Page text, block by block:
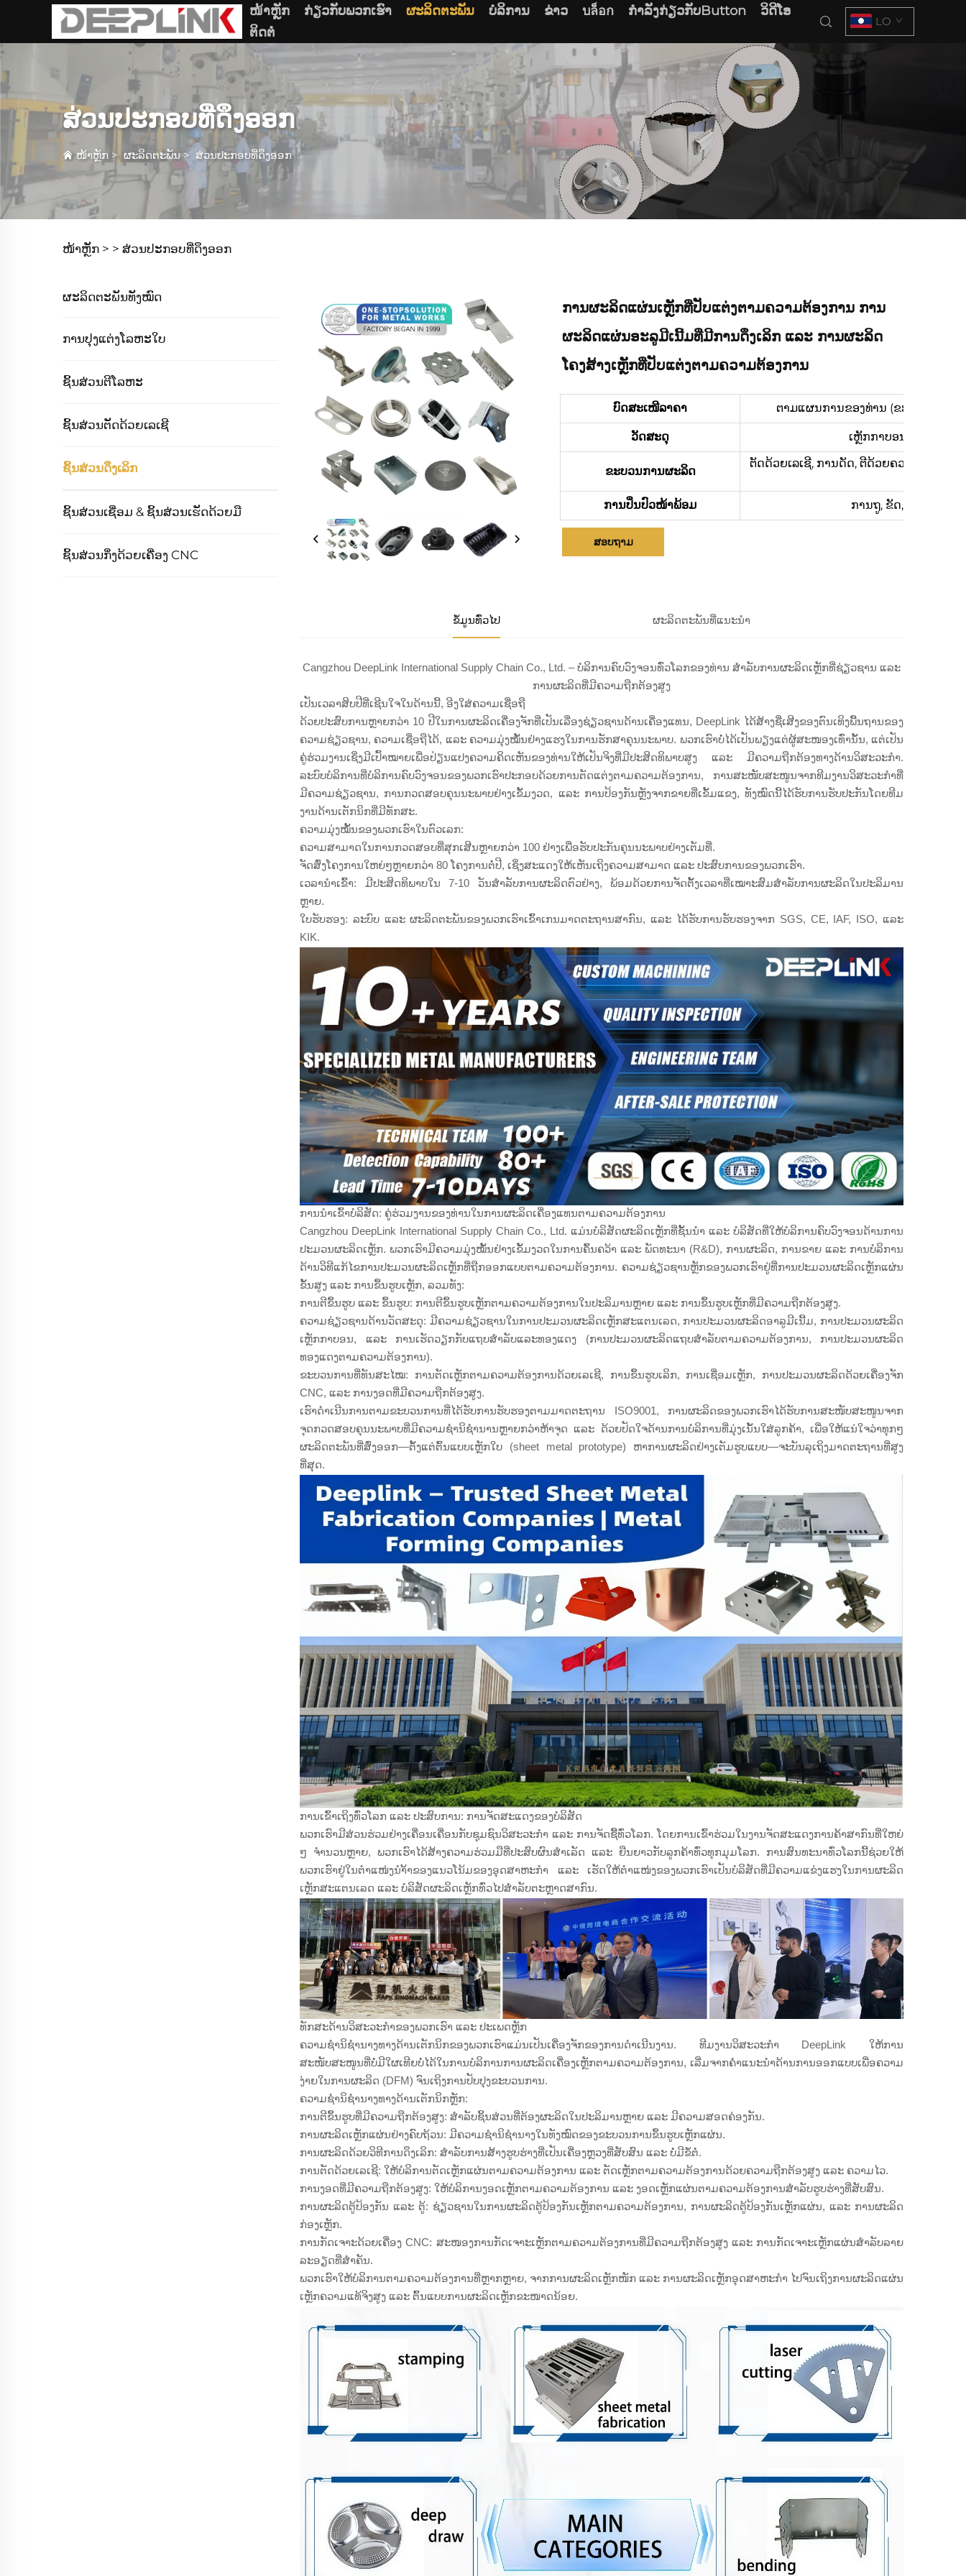
ໜ້າຫຼັກ ກ່ຽວກັບພວກເຮົາ ຜະລິດຕະພັນ ບໍລິການ ຂ່າວ บล็อก ກໍາລັງກ່ຽວກັບButton
ວິດີໂອ
ຕິດຕໍ່
LO
ສ່ວນປະກອບທີ່ດຶງອອກ
ໜ້າຫຼັກ > ຜະລິດຕະພັນ> ສ່ວນປະກອບທີ່ດຶງອອກ
ໜ້າຫຼັກ > > ສ່ວນປະກອບທີ່ດຶງອອກ
ຜະລິດຕະພັນທັງໝົດ
ການປຸງແຕ່ງໂລຫະໃບ
ຊິ້ນສ່ວນຕີໂລຫະ
ຊິ້ນສ່ວນຕັດດ້ວຍເລເຊີ
ຊິ້ນສ່ວນດຶງເລິກ
ຊິ້ນສ່ວນເຊື່ອມ & ຊິ້ນສ່ວນເຮັດດ້ວຍມື
ຊິ້ນສ່ວນກຶ່ງດ້ວຍເຄື່ອງ CNC
ການຜະລິດແຜ່ນເຫຼັກທີ່ປັບແຕ່ງຕາມຄວາມຕ້ອງການ ການ
ຜະລິດແຜ່ນອະລູມີເນີ້ມທີ່ມີການດຶງເລິກ ແລະ ການຜະລິດ
ໂຄງສ້າງເຫຼັກທີ່ປັບແຕ່ງຕາມຄວາມຕ້ອງການ
ບົດສະເໜີລາຄາ ຕາມແຜນການຂອງທ່ານ (ຂະໜາດ, ວັດສ
ວັດສະດຸ ເຫຼັກກາບອນ, SPCC,
ຂະບວນການຜະລິດ
ຕັດດ້ວຍເລເຊີ, ການດັດ, ຕີດ້ວຍຄວາມແທ້ຈິງ, ກ
ການປິ່ນປົວໜ້າພ້ອມ ການຖູ, ຂັດ,
ສອບຖາມ
ຂໍ້ມູນທົ່ວໄປ ຜະລິດຕະພັນທີ່ແນະນຳ
Cangzhou DeepLink International Supply Chain Co., Ltd. – ບໍລິການຄົບວົງຈອນທົ່ວໂລກຂອງທ່ານ ສຳລັບການຜະລິດເຫຼັກທີ່ຊ່ຽວຊານ ແລະ
ການຜະລິດທີ່ມີຄວາມຖືກຕ້ອງສູງ
ເປັນເວລາສິບປີທີ່ເຊີນໃຈໃນດ້ານນີ້, ອີງໃສ່ຄວາມເຊື່ອຖື
ດ້ວຍປະສົບການຫຼາຍກວ່າ 10 ປີໃນການຜະລິດເຄື່ອງຈັກທີ່ເປັນເລື່ອງຊ່ຽວຊານດ້ານເຄື່ອງແທນ, DeepLink ໄດ້ສ້າງຊື່ເສີງຂອງຕົນເທິງພື້ນຖານຂອງ
ຄວາມຊ່ຽວຊານ, ຄວາມເຊື່ອຖືໄດ້, ແລະ ຄວາມມຸ່ງໝັ້ນຢ່າງແຮງໃນການຮັກສາຄຸນນະພາບ. ພວກເຮົາບໍ່ໄດ້ເປັນພຽງແຕ່ຜູ້ສະໜອງເທົ່ານັ້ນ, ແຕ່ເປັນ
ຄູ່ຮ່ວມງານເຊິ່ງມີເປົ້າໝາຍເພື່ອປ່ຽນແປງຄວາມຄິດເຫັນຂອງທ່ານໃຫ້ເປັນຈິງທີ່ມີປະສິດທິພາບສູງ ແລະ ມີຄວາມຖືກຕ້ອງທາງດ້ານວິສະວະກຳ.
ລະບົບບໍລິການທີ່ບໍລິການຄົບວົງຈອນຂອງພວກເຮົາປະກອບດ້ວຍການຕັດແຕ່ງຕາມຄວາມຕ້ອງການ, ການສະໜັບສະໜູນຈາກທີມງານວິສະວະກຳທີ່
ມີຄວາມຊ່ຽວຊານ, ການກວດສອບຄຸນນະພາບຢ່າງເຂັ້ມງວດ, ແລະ ການປ້ອງກັນຫຼັງຈາກຂາຍທີ່ເຂັ້ມແຂງ, ທັງໝົດນີ້ໄດ້ຮັບການຮັບປະກັນໂດຍທີມ
ງານດ້ານເຕັກນິກທີ່ມີທັກສະ.
ຄວາມມຸ່ງໝັ້ນຂອງພວກເຮົາໃນຕົວເລກ:
ຄວາມສາມາດໃນການກວດສອບທີ່ສຸກເສີນຫຼາຍກວ່າ 100 ຢ່າງເພື່ອຮັບປະກັນຄຸນນະພາບຢ່າງເຕັມທີ່.
ຈັດສົ່ງໂຄງການໃຫຍ່ໆຫຼາຍກວ່າ 80 ໂຄງການຕໍ່ປີ, ເຊິ່ງສະແດງໃຫ້ເຫັນເຖິງຄວາມສາມາດ ແລະ ປະສົບການຂອງພວກເຮົາ.
ເວລານຳເຂົ້າ: ມີປະສິດທິພາບໃນ 7-10 ວັນສຳລັບການຜະລິດຕົວຢ່າງ, ພ້ອມດ້ວຍການຈັດຕັ້ງເວລາທີ່ເໝາະສົມສຳລັບການຜະລິດໃນປະລິມານ
ຫຼາຍ.
ໃບຮັບຮອງ: ລະບົບ ແລະ ຜະລິດຕະພັນຂອງພວກເຮົາເຂົ້າເກນມາດຕະຖານສາກົນ, ແລະ ໄດ້ຮັບການຮັບຮອງຈາກ SGS, CE, IAF, ISO, ແລະ
KIK.
ການນຳເຂົ້າບໍລິສັດ: ຄູ່ຮ່ວມງານຂອງທ່ານໃນການຜະລິດເຄື່ອງແທນຕາມຄວາມຕ້ອງການ
Cangzhou DeepLink International Supply Chain Co., Ltd. ແມ່ນບໍລິສັດຜະລິດເຫຼັກທີ່ຊັ້ນນຳ ແລະ ບໍລິສັດທີ່ໃຫ້ບໍລິການຄົບວົງຈອນດ້ານການ
ປະມວນຜະລິດເຫຼັກ. ພວກເຮົາມີຄວາມມຸ່ງໝັ້ນຢ່າງເຂັ້ມງວດໃນການຄົ້ນຄວ້າ ແລະ ພັດທະນາ (R&D), ການຜະລິດ, ການຂາຍ ແລະ ການບໍລິການ
ດ້ານວິທີແກ້ໄຂການປະມວນຜະລິດເຫຼັກທີ່ຖືກອອກແບບຕາມຄວາມຕ້ອງການ. ຄວາມຊ່ຽວຊານຫຼັກຂອງພວກເຮົາຢູ່ທີ່ການປະມວນຜະລິດເຫຼັກແຜ່ນ
ຂັ້ນສູງ ແລະ ການຂຶ້ນຮູບເຫຼັກ, ລວມທັງ:
ການຕີຂຶ້ນຮູບ ແລະ ຂຶ້ນຮູບ: ການຕີຂຶ້ນຮູບເຫຼັກຕາມຄວາມຕ້ອງການໃນປະລິມານຫຼາຍ ແລະ ການຂຶ້ນຮູບເຫຼັກທີ່ມີຄວາມຖືກຕ້ອງສູງ.
ຄວາມຊ່ຽວຊານດ້ານວັດສະດຸ: ມີຄວາມຊ່ຽວຊານໃນການປະມວນຜະລິດເຫຼັກສະແຕນເລດ, ການປະມວນຜະລິດອາລູມີເນີ້ມ, ການປະມວນຜະລິດ
ເຫຼັກກາບອນ, ແລະ ການເຮັດວຽກກັບແຖບສຳລັບແລະທອງແດງ (ການປະມວນຜະລິດແຖບສຳລັບຕາມຄວາມຕ້ອງການ, ການປະມວນຜະລິດ
ທອງແດງຕາມຄວາມຕ້ອງການ).
ຂະບວນການທີ່ທັນສະໄໝ: ການຕັດເຫຼັກຕາມຄວາມຕ້ອງການດ້ວຍເລເຊີ, ການຂຶ້ນຮູບເລິກ, ການເຊື່ອມເຫຼັກ, ການປະມວນຜະລິດດ້ວຍເຄື່ອງຈັກ
CNC, ແລະ ການງອດທີ່ມີຄວາມຖືກຕ້ອງສູງ.
ເຮົາດຳເນີນການຕາມຂະບວນການທີ່ໄດ້ຮັບການຮັບຮອງຕາມມາດຕະຖານ ISO9001, ການຜະລິດຂອງພວກເຮົາໄດ້ຮັບການສະໜັບສະໜູນຈາກ
ຈຸດກວດສອບຄຸນນະພາບທີ່ມີຄວາມຊຳນິຊຳນານຫຼາຍກວ່າຫ້າຈຸດ ແລະ ດ້ວຍປັດໃຈດ້ານການບໍລິການທີ່ມຸ່ງເນັ້ນໃສ່ລູກຄ້າ, ເພື່ອໃຫ້ແນ່ໃຈວ່າທຸກໆ
ຜະລິດຕະພັນທີ່ສົ່ງອອກ—ຕັ້ງແຕ່ຕົ້ນແບບເຫຼັກໃບ (sheet metal prototype) ຫາການຜະລິດຢ່າງເຕັມຮູບແບບ—ຈະບັນລຸເຖິງມາດຕະຖານທີ່ສູງ
ທີ່ສຸດ.
ການເຂົ້າເຖິງທົ່ວໂລກ ແລະ ປະສົບການ: ການຈັດສະແດງຂອງບໍລິສັດ
ພວກເຮົາມີສ່ວນຮ່ວມຢ່າງເຄື່ອນເຄື່ອນກັບຊຸມຊົນວິສະວະກຳ ແລະ ການຈັດຊື້ທົ່ວໂລກ. ໂດຍການເຂົ້າຮ່ວມໃນງານຈັດສະແດງການຄ້າສາກົນທີ່ໃຫຍ່
ໆ ຈຳນວນຫຼາຍ, ພວກເຮົາໄດ້ສ້າງຄວາມຮ່ວມມືທີ່ປະສົບຜົນສຳເລັດ ແລະ ຍືນຍາວກັບລູກຄ້າທົ່ວທຸກມຸມໂລກ. ການສົນທະນາທົ່ວໂລກນີ້ຊ່ວຍໃຫ້
ພວກເຮົາຢູ່ໃນຕຳແໜ່ງນຳ້້າຂອງແນວໂນ້ມຂອງອຸດສາຫະກຳ ແລະ ເຮັດໃຫ້ຕຳແໜ່ງຂອງພວກເຮົາເປັນບໍລິສັດທີ່ມີຄວາມແຂ່ງແຮງໃນການຜະລິດ
ເຫຼັກສະແຕນເລດ ແລະ ບໍລິສັດຜະລິດເຫຼັກທົ່ວໄປສຳລັບຕະຫຼາດສາກົນ.
ທັກສະດ້ານວິສະວະກຳຂອງພວກເຮົາ ແລະ ປະເພດຫຼັກ
ຄວາມຊຳນິຊຳນາງທາງດ້ານເຕັກນິກຂອງພວກເຮົາແມ່ນເປັນເຄື່ອງຈັກຂອງການດຳເນີນງານ. ທີມງານວິສະວະກຳ DeepLink ໃຫ້ການ
ສະໜັບສະໜູນທີ່ບໍ່ມີໃຜເທີຍບໍ່ໄດ້ໃນການບໍລິການການຜະລິດເຄື່ອງເຫຼັກຕາມຄວາມຕ້ອງການ, ເລີ່ມຈາກຄຳແນະນຳດ້ານການອອກແບບເພື່ອຄວາມ
ງ່າຍໃນການຜະລິດ (DFM) ຈົນເຖິງການປັບປຸງຂະບວນການ.
ຄວາມຊຳນິຊຳນາງທາງດ້ານເຕັກນິກຫຼັກ:
ການຕີຂຶ້ນຮູບທີ່ມີຄວາມຖືກຕ້ອງສູງ: ສຳລັບຊິ້ນສ່ວນທີ່ຕ້ອງຜະລິດໃນປະລິມານຫຼາຍ ແລະ ມີຄວາມສອດຄ່ອງກັນ.
ການຜະລິດເຫຼັກແຜ່ນຢ່າງຄົບຖ້ວນ: ມີຄວາມຊຳນິຊຳນາງໃນທັງໝົດຂອງຂະບວນການຂຶ້ນຮູບເຫຼັກແຜ່ນ.
ການຜະລິດດ້ວຍວິທີການດຶງເລິກ: ສຳລັບການສ້າງຮູບຮ່າງທີ່ເປັນເຄື່ອງຫຼວງທີ່ສັບສົນ ແລະ ບໍ່ມີຂໍ້ຕໍ່.
ການຕັດດ້ວຍເລເຊີ: ໃຫ້ບໍລິການຕັດເຫຼັກແຜ່ນຕາມຄວາມຕ້ອງການ ແລະ ຕັດເຫຼັກຕາມຄວາມຕ້ອງການດ້ວຍຄວາມຖືກຕ້ອງສູງ ແລະ ຄວາມໄວ.
ການງອດທີ່ມີຄວາມຖືກຕ້ອງສູງ: ໃຫ້ບໍລິການງອດເຫຼັກຕາມຄວາມຕ້ອງການ ແລະ ງອດເຫຼັກແຜ່ນຕາມຄວາມຕ້ອງການສຳລັບຮູບຮ່າງທີ່ສັບສົນ.
ການຜະລິດຕູ້ປ້ອງກັນ ແລະ ຕູ້: ຊ່ຽວຊານໃນການຜະລິດຕູ້ປ້ອງກັນເຫຼັກຕາມຄວາມຕ້ອງການ, ການຜະລິດຕູ້ປ້ອງກັນເຫຼັກແຜ່ນ, ແລະ ການຜະລິດ
ກ່ອງເຫຼັກ.
ການກັດເຈາະດ້ວຍເຄື່ອງ CNC: ສະໜອງການກັດເຈາະເຫຼັກຕາມຄວາມຕ້ອງການທີ່ມີຄວາມຖືກຕ້ອງສູງ ແລະ ການກັດເຈາະເຫຼັກແຜ່ນສຳລັບລາຍ
ລະອຽດທີ່ສຳຄັນ.
ພວກເຮົາໃຫ້ບໍລິການຕາມຄວາມຕ້ອງການທີ່ຫຼາກຫຼາຍ, ຈາກການຜະລິດເຫຼັກໜັກ ແລະ ການຜະລິດເຫຼັກອຸດສາຫະກຳ ໄປຈົນເຖິງການຜະລິດແຜ່ນ
ເຫຼັກຄວາມແທ້ຈິງສູງ ແລະ ຕົ້ນແບບການຜະລິດເຫຼັກຂະໜາດນ້ອຍ.